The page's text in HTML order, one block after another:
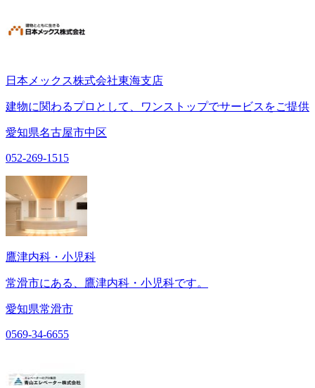
日本メックス株式会社東海支店
建物に関わるプロとして、ワンストップでサービスをご提供
愛知県名古屋市中区
052-269-1515
鷹津内科・小児科
常滑市にある、鷹津内科・小児科です。
愛知県常滑市
0569-34-6655